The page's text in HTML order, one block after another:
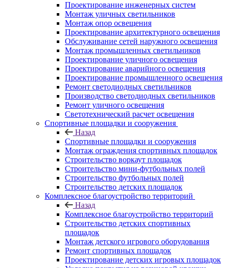
Проектирование инженерных систем
Монтаж уличных светильников
Монтаж опор освещения
Проектирование архитектурного освещения
Обслуживание сетей наружного освещения
Монтаж промышленных светильников
Проектирование уличного освещения
Проектирование аварийного освещения
Проектирование промышленного освещения
Ремонт светодиодных светильников
Производство светодиодных светильников
Ремонт уличного освещения
Светотехнический расчет освещения
Спортивные площадки и сооружения
Назад
Спортивные площадки и сооружения
Монтаж ограждения спортивных площадок
Строительство воркаут площадок
Строительство мини-футбольных полей
Строительство футбольных полей
Строительство детских площадок
Комплексное благоустройство территорий
Назад
Комплексное благоустройство территорий
Строительство детских спортивных
площадок
Монтаж детского игрового оборудования
Ремонт спортивных площадок
Проектирование детских игровых площадок